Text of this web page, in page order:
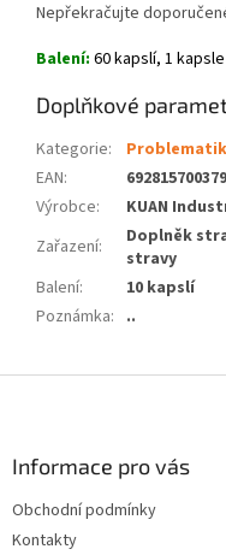
Nepřekračujte
Balení: 60 kapslí, 1
Doplňkové
Kategorie:
EAN:
Výrobce:
KUAN
Zařazení:
Doplněk
stravy
Balení:
10 kapslí
Poznámka: ..
Informace pro vás
Obchodní podmínky
Kontakty